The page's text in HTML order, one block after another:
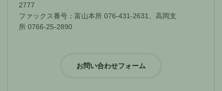
2777
ファックス番号：富山本所 076-431-2631、高岡支
所 0766-25-2890